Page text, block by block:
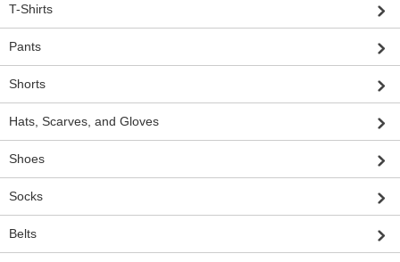
T-Shirts
Pants
Shorts
Hats, Scarves, and Gloves
Shoes
Socks
Belts